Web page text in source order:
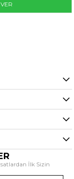
İlk Sizin